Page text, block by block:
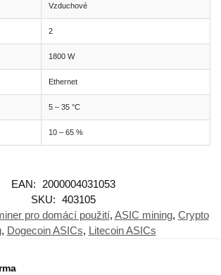
Vzduchové
2
1800 W
Ethernet
5 – 35 °C
10 – 65 %
EAN:
2000004031053
SKU: 403105
pro domácí použití, ASIC mining, Crypto
, Dogecoin ASICs, Litecoin ASICs